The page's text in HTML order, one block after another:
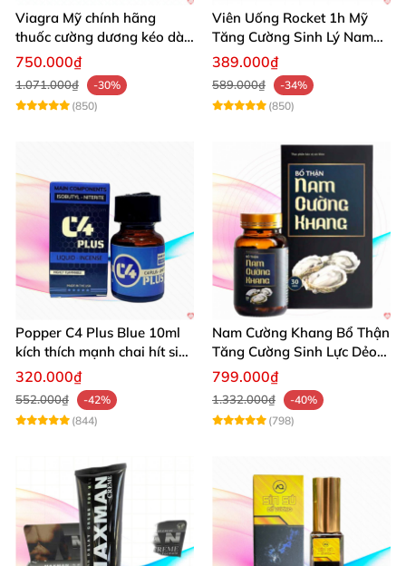
Viagra Mỹ chính hãng
thuốc cường dương kéo dài
thời gian hiệu quả cho Nam
750.000₫
1.071.000₫
-30%
(850)
Viên Uống Rocket 1h Mỹ
Tăng Cường Sinh Lý Nam
Hỗ Trợ Mạnh
389.000₫
589.000₫
-34%
(850)
Popper C4 Plus Blue 10ml
kích thích mạnh chai hít siêu
đỉnh
320.000₫
552.000₫
-42%
(844)
Nam Cường Khang Bổ Thận
Tăng Cường Sinh Lực Dẻo
Dai Mạnh Mẽ
799.000₫
1.332.000₫
-40%
(798)